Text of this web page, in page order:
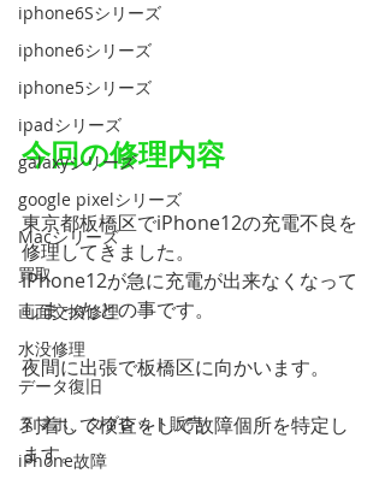
iphone6Sシリーズ
iphone6シリーズ
iphone5シリーズ
ipadシリーズ
galaxyシリーズ
google pixelシリーズ
Macシリーズ
買取
画面交換修理
水没修理
データ復旧
スマホ、タブレット販売
iPhone故障
今回の修理内容
東京都板橋区でiPhone12の充電不良を
修理してきました。
iPhone12が急に充電が出来なくなって
しまったとの事です。
夜間に出張で板橋区に向かいます。
到着して検査をして故障個所を特定し
ます。